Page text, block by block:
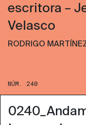
escritora –
Velasco
RODRIGO
NÚM. 240